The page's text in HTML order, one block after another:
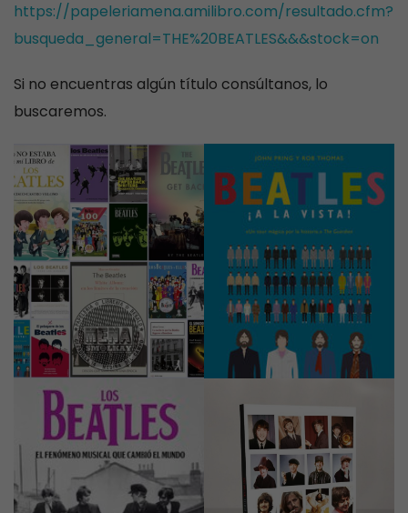
https://papeleriamena.amilibro.com/resultado.cfm?
busqueda_general=THE%20BEATLES&&&stock=on
Si no encuentras algún título consúltanos, lo
buscaremos.